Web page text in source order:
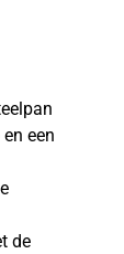
een
de